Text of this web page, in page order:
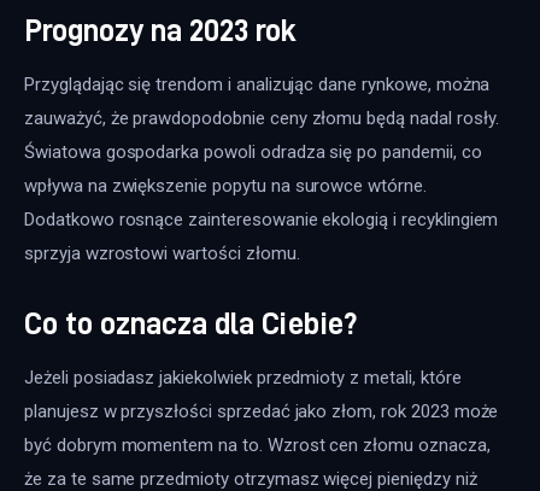
Prognozy na 2023 rok
Przyglądając się trendom i analizując dane rynkowe, można
zauważyć, że prawdopodobnie ceny złomu będą nadal rosły.
Światowa gospodarka powoli odradza się po pandemii, co
wpływa na zwiększenie popytu na surowce wtórne.
Dodatkowo rosnące zainteresowanie ekologią i recyklingiem
sprzyja wzrostowi wartości złomu.
Co to oznacza dla Ciebie?
Jeżeli posiadasz jakiekolwiek przedmioty z metali, które
planujesz w przyszłości sprzedać jako złom, rok 2023 może
być dobrym momentem na to. Wzrost cen złomu oznacza,
że za te same przedmioty otrzymasz więcej pieniędzy niż